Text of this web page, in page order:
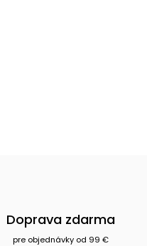
Doprava zdarma
pre objednávky od 99 €